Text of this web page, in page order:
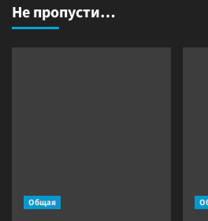
Не пропусти…
Общая